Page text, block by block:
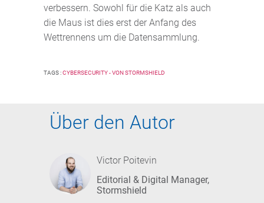
verbessern. Sowohl für die Katz als auch
die Maus ist dies erst der Anfang des
Wettrennens um die Datensammlung.
TAGS :CYBERSECURITY - VON STORMSHIELD
Über den Autor
Victor Poitevin
Editorial & Digital Manager,
Stormshield